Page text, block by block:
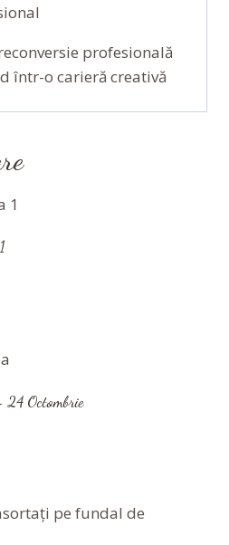
profesională
într-o carieră creativă
24 Octombrie